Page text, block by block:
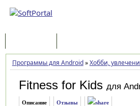
Программы для Android»Хобби,
Fitness for Kids для
Описание Отзывы